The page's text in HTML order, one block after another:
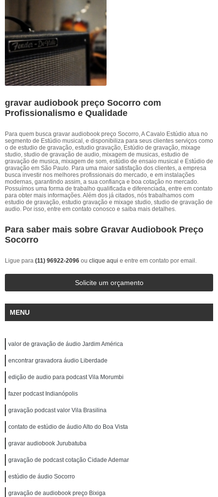
gravar audiobook preço Socorro com
Profissionalismo e Qualidade
Para quem busca gravar audiobook preço Socorro, A Cavalo Estúdio atua no
segmento de Estúdio musical, e disponibiliza para seus clientes serviços como
o de estudio de gravação, estudio gravação, Estúdio de gravação, mixage
studio, studio de gravação de audio, mixagem de musicas, estudio de
gravação de musica, mixagem de som, estúdio de ensaio musical e Estúdio de
gravação em São Paulo. Para uma maior satisfação dos clientes, a empresa
busca investir nos melhores profissionais do mercado, e em instalações
modernas, garantindo assim, a sua confiança e boa cotação no mercado.
Possuímos uma forma de trabalho qualificada e diferenciada, entre em contato
para obter mais informações. Além dos já citados, nós trabalhamos com
estudio de gravação, estudio gravação e mixage studio, studio de gravação de
audio. Por isso, entre em contato conosco e saiba mais detalhes.
Para saber mais sobre Gravar Audiobook Preço
Socorro
Ligue para (11) 96922-2096 ou clique aqui e entre em contato por email.
Solicite um orçamento
MENU
valor de gravação de áudio Jardim América
encontrar gravadora áudio Liberdade
edição de audio para podcast Vila Morumbi
fazer podcast Indianópolis
gravação podcast valor Vila Brasilina
contato de estúdio de áudio Alto do Boa Vista
gravar audiobook Jurubatuba
gravação de podcast cotação Cidade Ademar
estúdio de áudio Socorro
gravação de audiobook preço Bixiga